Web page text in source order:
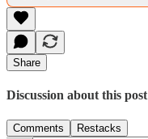
Share
Discussion about this post
Comments Restacks